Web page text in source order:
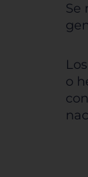
Se
o